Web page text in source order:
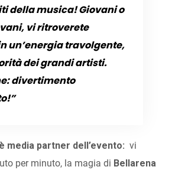
della musica! Giovani o
vi ritroverete
un’energia travolgente,
dei grandi artisti.
divertimento
media partner dell’evento: vi
per minuto, la magia di Bellarena